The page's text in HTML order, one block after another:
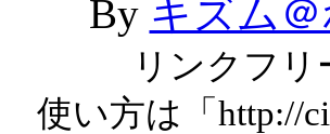
By キズム
リンクフ
使い方は「http://